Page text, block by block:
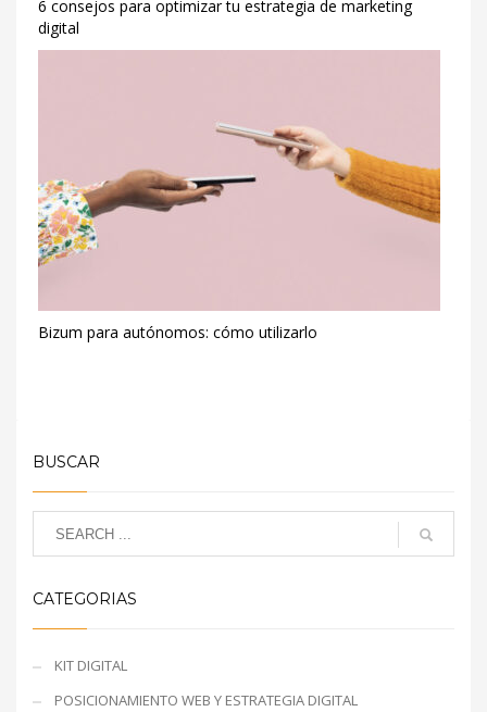
6 consejos para optimizar tu estrategia de marketing
digital
Bizum para autónomos: cómo utilizarlo
BUSCAR
CATEGORIAS
KIT DIGITAL
POSICIONAMIENTO WEB Y ESTRATEGIA DIGITAL